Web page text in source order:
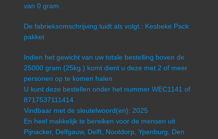
van 0 gram.
De fabrieksomschrijving luidt als volgt.: Kesbeke Pack
pakket
Indien het gewicht van uw totale bestelling boven de
25000 gram (25kg.) komt dient u deze met 2 of meer
personen op te komen halen
U kunt deze bestellen onder het nummer WEC1141 of
8717537111414
Vindbaar met de sleutelwoord(en): 2025
En heel makkelijk te bereiken voor de mensen uit
Pijnacker, Delfgauw, Delft, Nootdorp, Ypenburg, Den